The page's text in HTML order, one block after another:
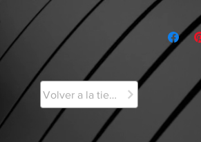
Volver a la tienda